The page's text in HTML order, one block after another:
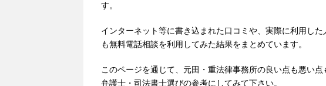
す。
インターネット等に書き込まれた口コミや、実際に利用した
も無料電話相談を利用してみた結果をまとめています。
このページを通じて、元田・重法律事務所の良い点も悪い
弁護士・司法書士選びの参考にしてみて下さい。